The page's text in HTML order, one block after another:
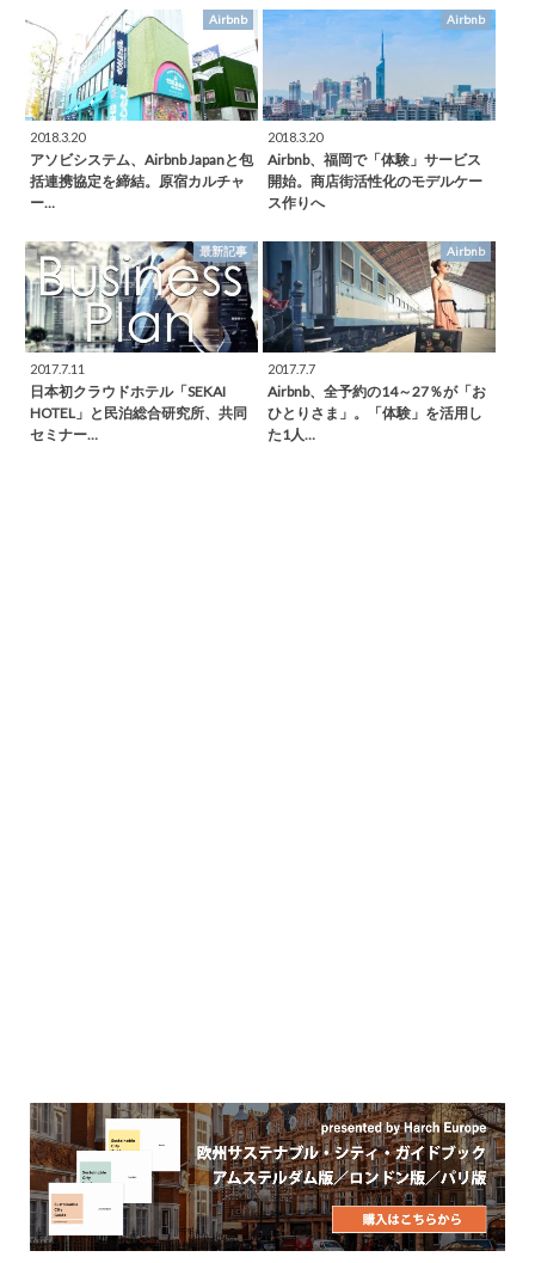
Airbnb
2018.3.20
アソビシステム、Airbnb Japanと包
括連携協定を締結。原宿カルチャ
ー…
Airbnb
2018.3.20
Airbnb、福岡で「体験」サービス
開始。商店街活性化のモデルケー
ス作りへ
最新記事
2017.7.11
日本初クラウドホテル「SEKAI
HOTEL」と民泊総合研究所、共同
セミナー…
Airbnb
2017.7.7
Airbnb、全予約の14～27％が「お
ひとりさま」。「体験」を活用し
た1人…